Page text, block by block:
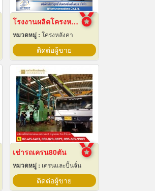
โรงงานผลิตโครงหลังคาสำเร็จรูป
หมวดหมู่ : โครงหลังคา
ติดต่อผู้ขาย
เช่ารถเครน80ตัน
หมวดหมู่ : เครนและปั้นจั่น
ติดต่อผู้ขาย